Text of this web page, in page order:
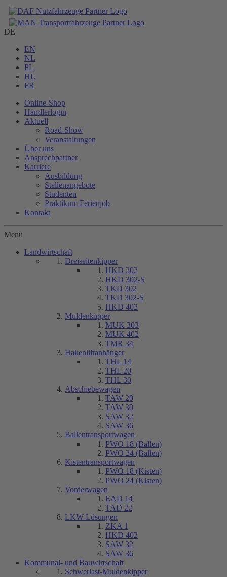
DE
EN
NL
PL
HU
FR
Online-Shop
Händlerlogin
Aktuell
Road-Show
Veranstaltungen
Über uns
Ansprechpartner
Karriere
Ausbildung
Stellenangebote
Studenten
Praktikum Ferienjob
Kontakt
Menu
Landwirtschaft
Dreiseitenkipper
HKD 302
HKD 302-S
TKD 302
TKD 302-S
HKD 402
Muldenkipper
MUK 303
MUK 402
TMR 34
Hakenliftanhänger
THL 14
THL 20
THL 30
Abschiebewagen
TAW 20
TAW 30
SAW 32
SAW 36
Ballentransportwagen
PWO 18 (Ballen)
PWO 24 (Ballen)
Kistentransportwagen
PWO 18 (Kisten)
PWO 24 (Kisten)
Vorderwagen
EAD 14
TAD 22
LKW-Lösungen
ZKA 1
HKD 402
SAW 32
SAW 36
Kommunal- und Bauwirtschaft
Schwerlast-Muldenkipper